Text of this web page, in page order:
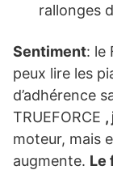
rallonges
Sentiment: le
peux lire les
d’adhérence
TRUEFORCE ,
moteur, mais
augmente. Le